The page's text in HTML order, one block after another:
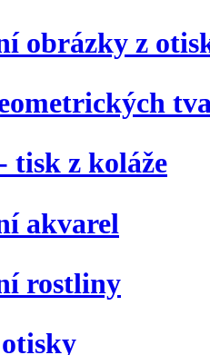
obrázky z
tisk z koláže
akvarel
rostliny